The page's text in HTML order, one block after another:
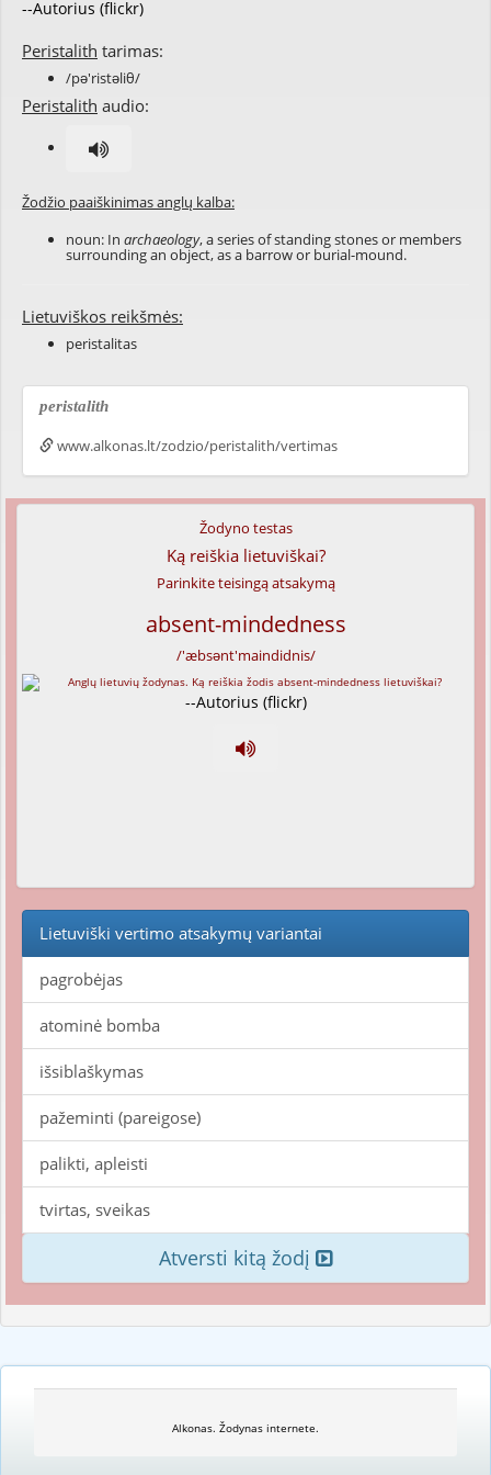
--Autorius (flickr)
Peristalith tarimas:
/pə'ristəliθ/
Peristalith audio:
Žodžio paaiškinimas anglų kalba:
noun: In archaeology, a series of standing stones or members
surrounding an object, as a barrow or burial-mound.
Lietuviškos reikšmės:
peristalitas
peristalith
www.alkonas.lt/zodzio/peristalith/vertimas
Žodyno testas
Ką reiškia lietuviškai?
Parinkite teisingą atsakymą
absent-mindedness
/'æbsənt'maindidnis/
--Autorius (flickr)
Lietuviški vertimo atsakymų variantai
pagrobėjas
atominė bomba
išsiblaškymas
pažeminti (pareigose)
palikti, apleisti
tvirtas, sveikas
Atversti kitą žodį
Alkonas. Žodynas internete.